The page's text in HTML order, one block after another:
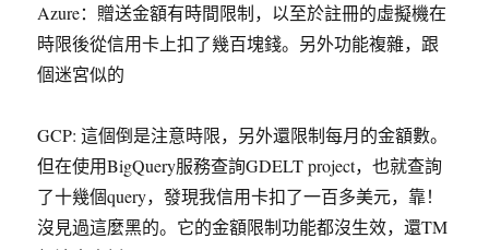
Azure：贈送金額有時間限制，以至於註冊的虛擬機在
時限後從信用卡上扣了幾百塊錢。另外功能複雜，跟
個迷宮似的
GCP: 這個倒是注意時限，另外還限制每月的金額數。
但在使用BigQuery服務查詢GDELT project，也就查詢
了十幾個query，發現我信用卡扣了一百多美元，靠！
沒見過這麼黑的。它的金額限制功能都沒生效，還TM